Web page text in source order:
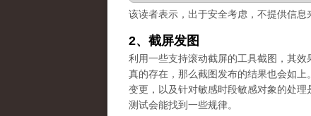
该读者表示，出于安全考虑，不提供信息
2、截屏发图
利用一些支持滚动截屏的工具截图，其
真的存在，那么截图发布的结果也会如
变更，以及针对敏感时段敏感对象的处理
测试会能找到一些规律。